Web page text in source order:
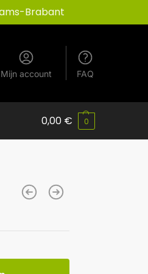
Brabant
Mijn account FAQ
0,00 € 0